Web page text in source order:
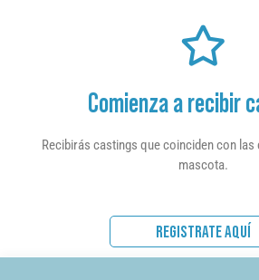
Comienza a recibir
Recibirás castings que coinciden con
mascota.
REGISTRATE AQUÍ